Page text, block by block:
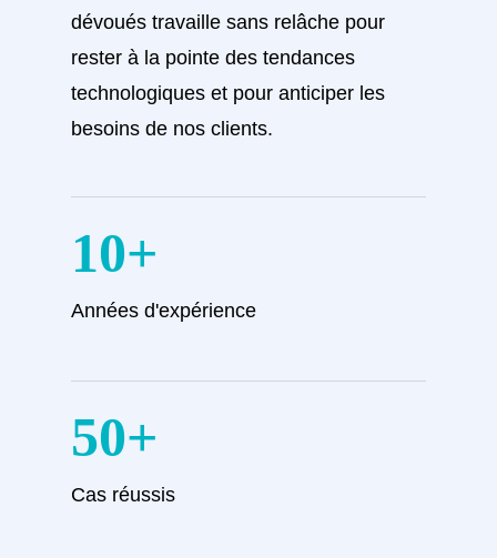
dévoués travaille sans relâche pour
rester à la pointe des tendances
technologiques et pour anticiper les
besoins de nos clients.
10+
Années d'expérience
50+
Cas réussis